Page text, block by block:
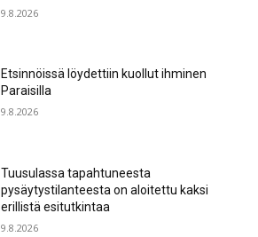
9.8.2026
Etsinnöissä löydettiin kuollut ihminen
Paraisilla
9.8.2026
Tuusulassa tapahtuneesta
pysäytystilanteesta on aloitettu kaksi
erillistä esitutkintaa
9.8.2026